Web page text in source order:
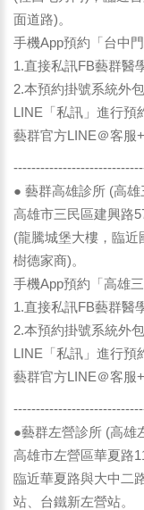
面道路)。
手機App預約「台中
1.直接私訊FB藝群醫
2.本預約掛號系統外
LINE「私訊」進行預
藝群官方LINE＠客服
● 藝群高雄診所 (高
高雄市三民區建興路
(龍騰城堡大樓，臨近
樹德家商)。
手機App預約「高雄
1.直接私訊FB藝群醫
2.本預約掛號系統外
LINE「私訊」進行預
藝群官方LINE＠客服
●藝群左營診所 (高雄
高雄市左營區華夏路
臨近華夏路與大中二
站、台鐵新左營站。